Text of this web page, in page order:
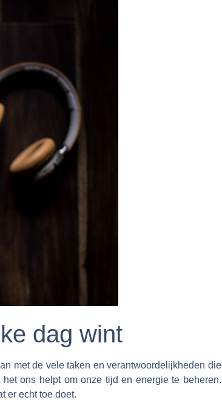
dag wint
met de vele taken en verantwoordelijkheden die
ons helpt om onze tijd en energie te beheren.
er echt toe doet.